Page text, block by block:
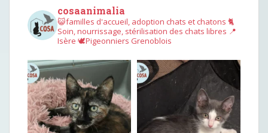
cosaanimalia
😺familles d'accueil, adoption chats et chatons 🐈
Soin, nourrissage, stérilisation des chats libres 📍
Isère 🕊︎Pigeonniers Grenoblois